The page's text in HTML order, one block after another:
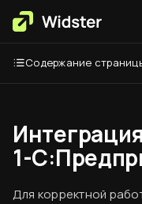
1-
Для корректной
Содержание